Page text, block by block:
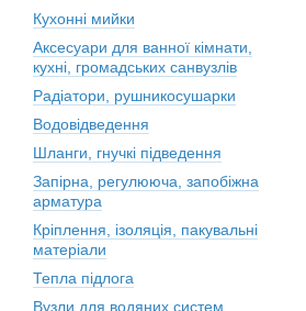
Кухонні мийки
Аксесуари для ванної кімнати,
кухні, громадських санвузлів
Радіатори, рушникосушарки
Водовідведення
Шланги, гнучкі підведення
Запірна, регулююча, запобіжна
арматура
Кріплення, ізоляція, пакувальні
матеріали
Тепла підлога
Вузли для водяних систем